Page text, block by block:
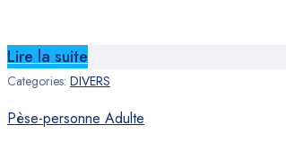
Lire la suite
Categories: DIVERS
Pèse-personne Adulte